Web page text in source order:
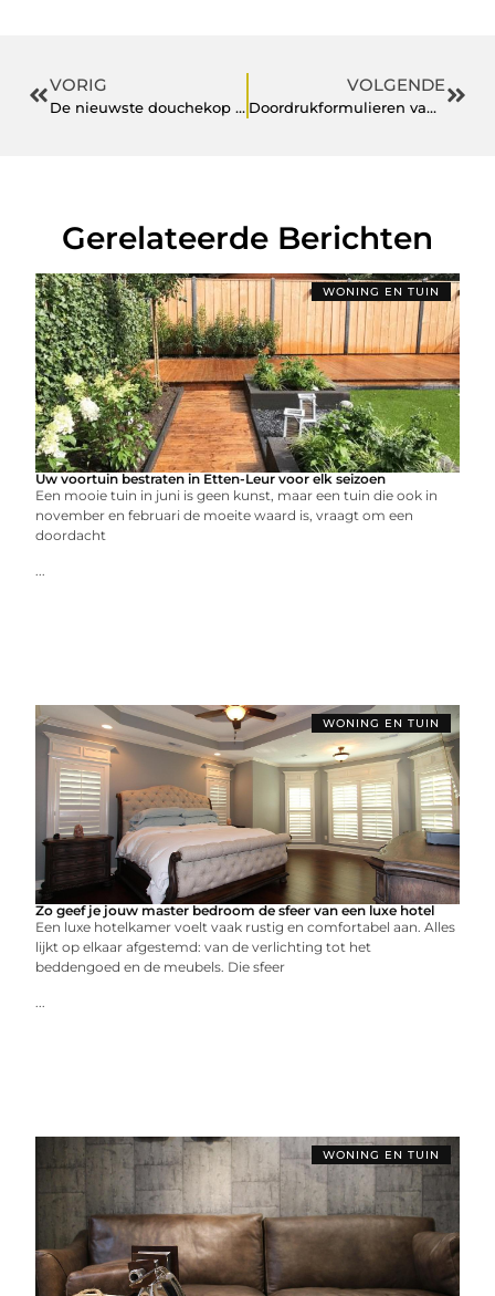
VORIG
De nieuwste douchekop opties
VOLGENDE
Doordrukformulieren van ZigZag Forms
Gerelateerde Berichten
WONING EN TUIN
Uw voortuin bestraten in Etten-Leur voor elk seizoen
Een mooie tuin in juni is geen kunst, maar een tuin die ook in
november en februari de moeite waard is, vraagt om een
doordacht
...
WONING EN TUIN
Zo geef je jouw master bedroom de sfeer van een luxe hotel
Een luxe hotelkamer voelt vaak rustig en comfortabel aan. Alles
lijkt op elkaar afgestemd: van de verlichting tot het
beddengoed en de meubels. Die sfeer
...
WONING EN TUIN